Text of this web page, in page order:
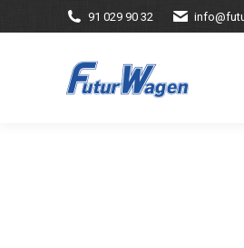
91 029 90 32